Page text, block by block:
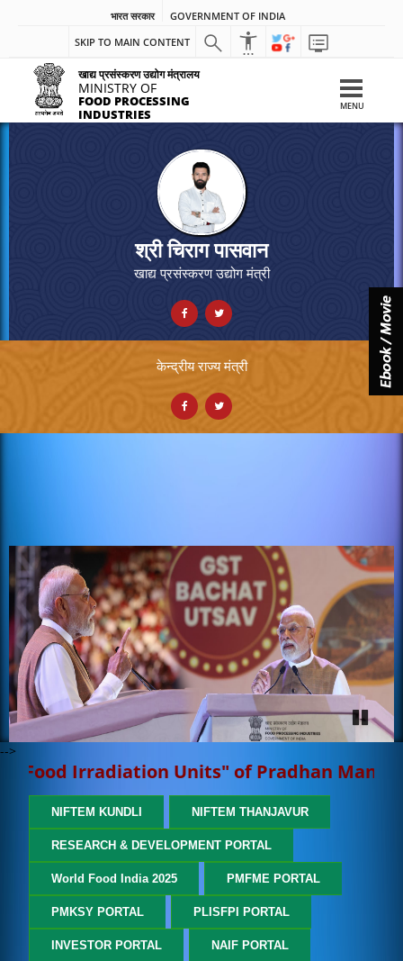
भारत सरकार
GOVERNMENT OF INDIA
SKIP TO MAIN CONTENT
खाद्य प्रसंस्करण उद्योग मंत्रालय
MINISTRY OF
FOOD PROCESSING
INDUSTRIES
MENU
श्री चिराग पासवान
खाद्य प्रसंस्‍करण उद्योग मंत्री
Pause
केन्द्रीय राज्य मंत्री
-->
Mantri Kisan Sampada Yojana
NIFTEM KUNDLI NIFTEM THANJAVUR
RESEARCH & DEVELOPMENT PORTAL
World Food India 2025 PMFME PORTAL
PMKSY PORTAL PLISFPI PORTAL
INVESTOR PORTAL NAIF PORTAL
15/07/2026
05.06.2026 को आयोजित प्री-बिड मीटिंग के
दौरान संभावित उद्यमियों द्वारा उठाए गए सवालों से संबंधित अक्सर पूछे
जाने वाले...
डाउनलोड (898.59 KB)